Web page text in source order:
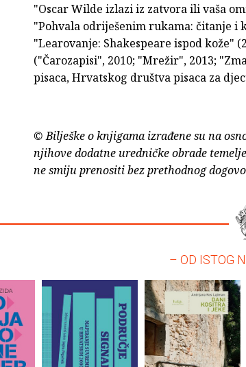
"Oscar Wilde izlazi iz zatvora ili vaša
"Pohvala odriješenim rukama: čitanje i
"Learovanje: Shakespeare ispod kože"
("Čarozapisi", 2010; "Mrežir", 2013;
pisaca, Hrvatskog društva pisaca za
© Bilješke o knjigama izrađene su na
njihove dodatne uredničke obrade
ne smiju prenositi bez prethodnog
– OD ISTOG